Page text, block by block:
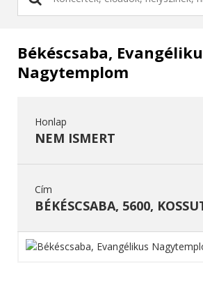
Békéscsaba,
Nagytemplom
Honlap
NEM ISMERT
Cím
BÉKÉSCSABA, 5600,